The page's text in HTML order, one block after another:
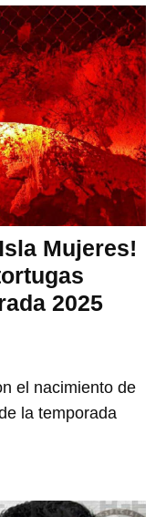
Mujeres!
2025
el nacimiento de
la temporada